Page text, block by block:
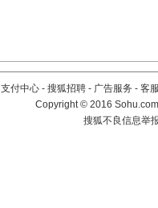
支付中心 - 搜狐招聘 - 广告服务 - 客
Copyright©2016
搜狐不良信息举